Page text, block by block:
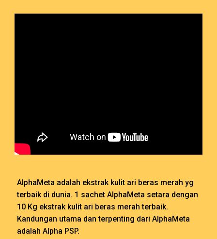
AlphaMeta adalah ekstrak kulit ari beras merah yg
terbaik di dunia. 1 sachet AlphaMeta setara dengan
10 Kg ekstrak kulit ari beras merah terbaik.
Kandungan utama dan terpenting dari AlphaMeta
adalah Alpha PSP.